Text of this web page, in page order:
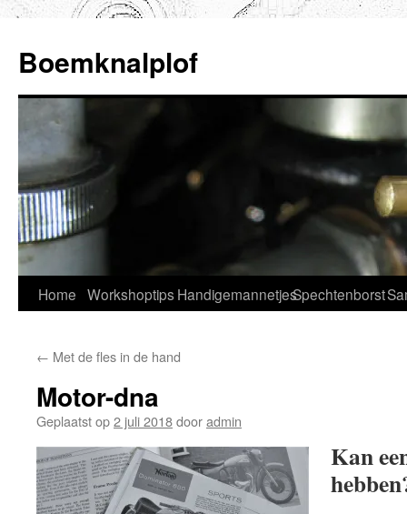
de
inhoud
Boemknalplof
Home Workshoptips HandigemannetjesSpechtenborst
← Met de fles in de hand
Motor-dna
Geplaatst op2 juli 2018dooradmin
Kan